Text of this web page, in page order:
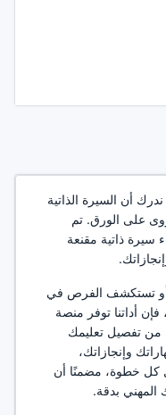
أن السيرة الذاتية
على الورق. تم
سيرة ذاتية مقنعة
أو تستكشف الفرص في
أداتنا توفر منصة
من تفصيل تعليمك
وإنجازاتك،
كل خطوة، مضمنًا أن
بدقة.